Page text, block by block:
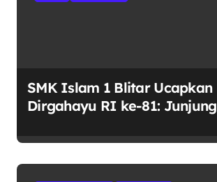
SMK Islam 1 Blitar Ucapkan
Dirgahayu RI ke-81: Junjung
Kebhinekaan